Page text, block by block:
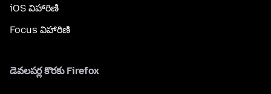
iOS విహారిణి
Focus విహారిణి
డెవలపర్ల కొరకు Firefox